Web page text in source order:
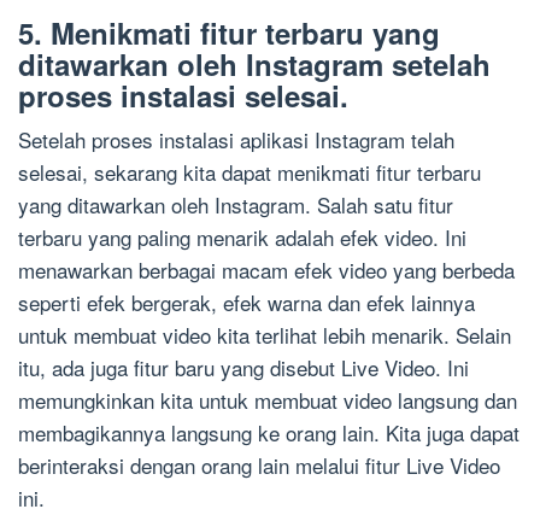
5. Menikmati fitur terbaru yang
ditawarkan oleh Instagram setelah
proses instalasi selesai.
Setelah proses instalasi aplikasi Instagram telah
selesai, sekarang kita dapat menikmati fitur terbaru
yang ditawarkan oleh Instagram. Salah satu fitur
terbaru yang paling menarik adalah efek video. Ini
menawarkan berbagai macam efek video yang berbeda
seperti efek bergerak, efek warna dan efek lainnya
untuk membuat video kita terlihat lebih menarik. Selain
itu, ada juga fitur baru yang disebut Live Video. Ini
memungkinkan kita untuk membuat video langsung dan
membagikannya langsung ke orang lain. Kita juga dapat
berinteraksi dengan orang lain melalui fitur Live Video
ini.